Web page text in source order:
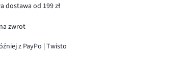
dostawa od 199 zł
zwrot
z PayPo | Twisto